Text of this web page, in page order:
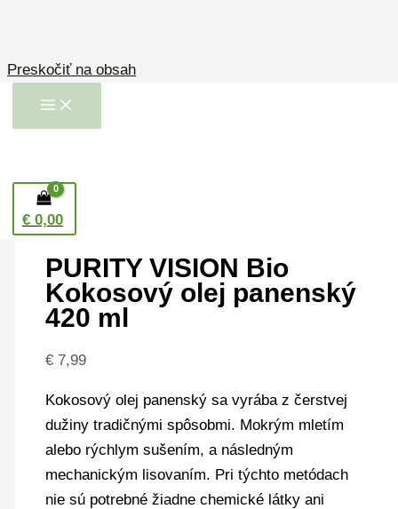
Preskočiť na obsah
€0,00
olej panenský 420 ml
Telové krémy, oleje a maslá
PURITY VISION Bio
Kokosový olej panenský
420 ml
€ 7,99
Kokosový olej panenský sa vyrába z čerstvej
dužiny tradičnými spôsobmi. Mokrým mletím
alebo rýchlym sušením, a následným
mechanickým lisovaním. Pri týchto metódach
nie sú potrebné žiadne chemické látky ani